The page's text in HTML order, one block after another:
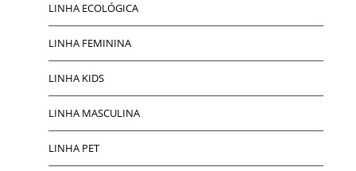
LINHA ECOLÓGICA
LINHA FEMININA
LINHA KIDS
LINHA MASCULINA
LINHA PET